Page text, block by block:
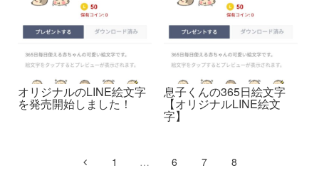
オリジナルのLINE絵文字
を発売開始しました！
息子くんの365日絵文字
【オリジナルLINE絵文
字】
1 … 6 7 8